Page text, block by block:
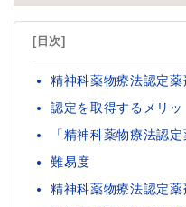
[目次]
精神科薬物療法認定
認定を取得するメリ
「精神科薬物療法認
難易度
精神科薬物療法認定薬